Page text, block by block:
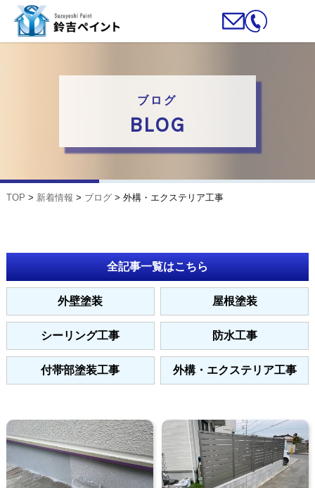
ブログ
BLOG
TOP > 新着情報 > ブログ> 外構・エクステリア工事
全記事一覧はこちら
外壁塗装 屋根塗装
シーリング工事 防水工事
付帯部塗装工事 外構・エクステリア工事